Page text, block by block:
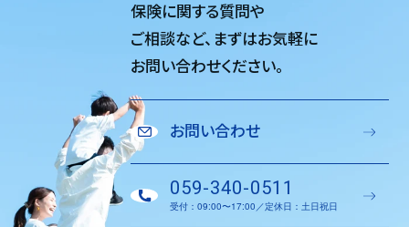
保険に関する質問や
ご相談など、 まずはお気軽に
お問い合わせください。
お問い合わせ
059-340-0511
受付：09:00〜17:00／定休日：土日祝日